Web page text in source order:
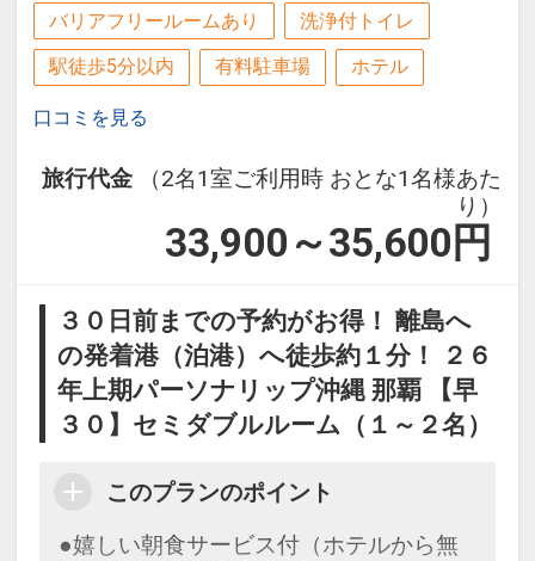
宿泊者専用となります。（代金不要）
【営業時間】
ＡＭ６：００～９：００
ＰＭ１６：００～２２：００
※バスタオル・浴衣は客室に備え付けの
設定期間：2026年6月1日～2026年10月
31日
インターネットコース番号：DP-1-
17511293
※バスタオル・浴衣は客室に備え付けの
物をご利用ください。
設定期間：2026年4月1日～2027年3月
31日
インターネットコース番号：DP-1-
バリアフリールームあり 洗浄付トイレ
駅徒歩5分以内 有料駐車場 ホテル
口コミを見る
旅行代金
（2名1室ご利用時 おとな1名様あた
り）
33,900～35,600 円
３０日前までの予約がお得！ 離島へ
の発着港（泊港）へ徒歩約１分！ ２６
年上期パーソナリップ沖縄 那覇 【早
３０】セミダブルルーム（１～２名）
このプランのポイント
●嬉しい朝食サービス付（ホテルから無